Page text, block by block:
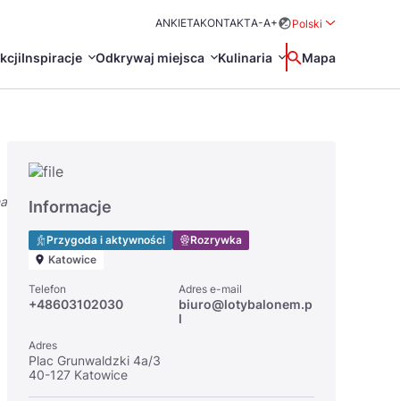
ANKIETAKONTAKTA-A+
Polski
Inspiracje
Certyfikaty POT
Odkrywaj miejsca
Turystyczne
Kulinaria
Restauracje Michelin
Wyszukaj
Mapa
Svenska
Informacje
Przygoda i aktywności
Rozrywka
Katowice
Telefon
+48603102030
Adres e-mail
biuro@lotybalonem.p
l
Adres
Plac Grunwaldzki 4a/3
40-127 Katowice